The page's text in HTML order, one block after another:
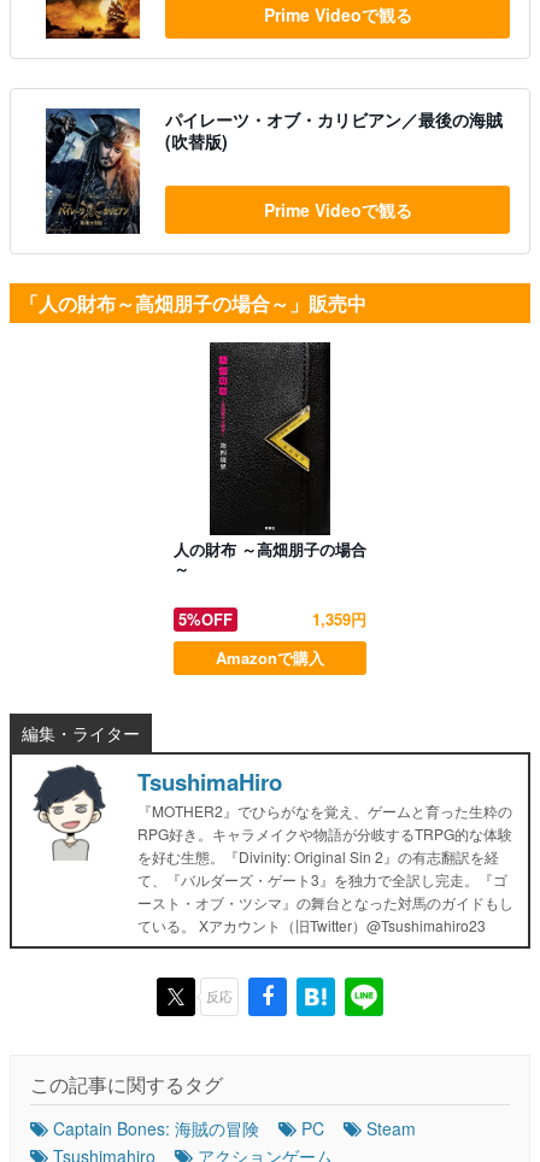
Prime Videoで観る
パイレーツ・オブ・カリビアン／最後の海賊
(吹替版)
Prime Videoで観る
「人の財布～高畑朋子の場合～」販売中
人の財布 ～高畑朋子の場合
～
5%OFF
1,359円
Amazonで購入
編集・ライター
TsushimaHiro
『MOTHER2』でひらがなを覚え、ゲームと育った生粋の
RPG好き。キャラメイクや物語が分岐するTRPG的な体験
を好む生態。『Divinity: Original Sin 2』の有志翻訳を経
て、『バルダーズ・ゲート3』を独力で全訳し完走。『ゴ
ースト・オブ・ツシマ』の舞台となった対馬のガイドもし
ている。 Xアカウント（旧Twitter）@Tsushimahiro23
反応
この記事に関するタグ
Captain Bones: 海賊の冒険 PC
Steam
Tsushimahiro
アクションゲーム